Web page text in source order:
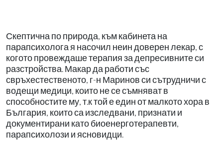
Скептична по природа, към кабинета на
парапсихолога я насочил неин доверен лекар, с
когото провеждаше терапия за депресивните си
разстройства. Макар да работи със
свръхестественото, г-н Маринов си сътрудничи с
водещи медици, които не се съмняват в
способностите му, т.к той е един от малкото хора в
България, които са изследвани, признати и
документирани като биоенерготерапевти,
парапсихолози и ясновидци.